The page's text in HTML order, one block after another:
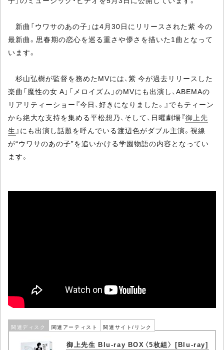
新曲「ウワサのあの子」は4月30日にリリースされた紫 今の
最新曲。思春期の恋心を巡る重さや儚さを描いた1曲となって
います。
杉山弘樹が監督を務めたMVには、紫 今が過去リリースした
楽曲「魔性の女 A」「メロイズム」のMVにも出演し、ABEMAの
リアリティーショー『今日、好きになりました。』でもティーン
から絶大な支持を集める平松想乃、そして、日曜劇場『御上先
生』にも出演し話題を呼んでいる渡辺色がダブル主演。視線
が“ウワサのあの子”を追いかける学園物語の内容となってい
ます。
関連ディスク 関連アーティスト 関連サイト/リンク
御上先生 Blu-ray BOX〈5枚組〉 [Blu-ray]